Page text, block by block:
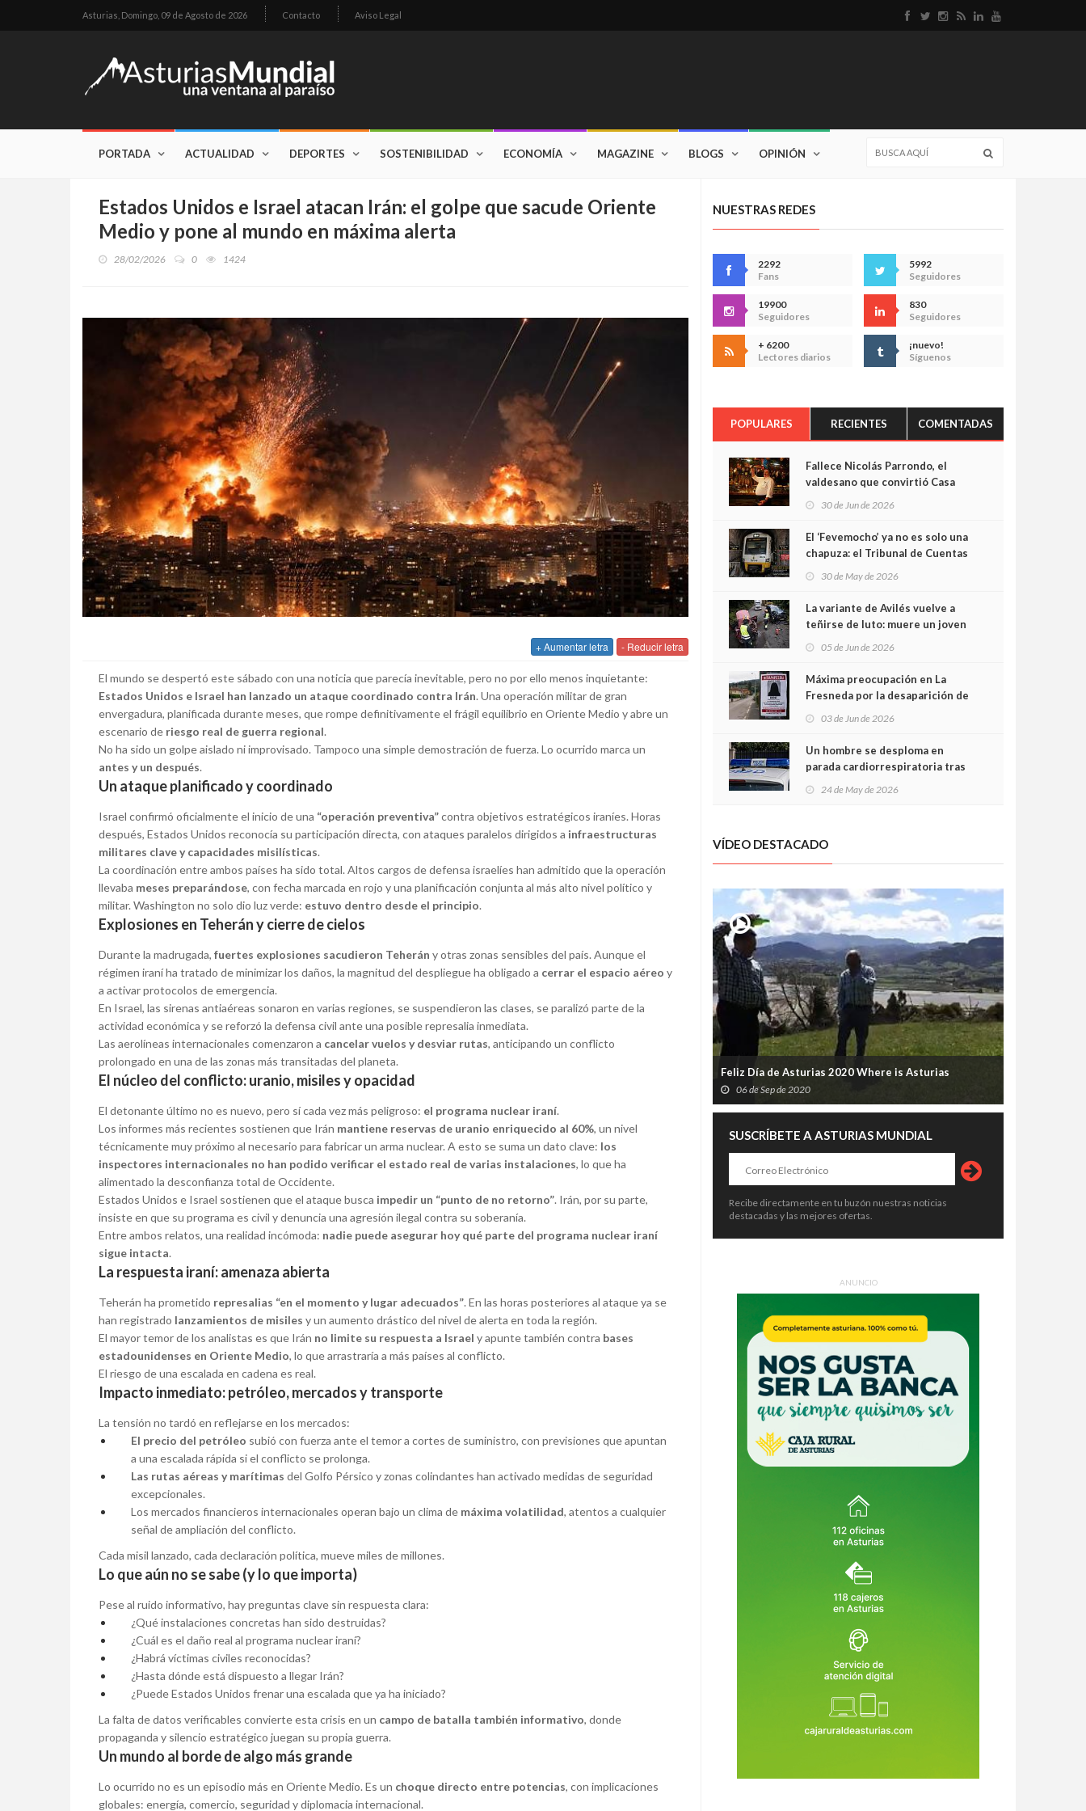
Asturias, Domingo, 09 de Agosto de 2026 Contacto Aviso Legal
PORTADA ACTUALIDAD DEPORTES SOSTENIBILIDAD ECONOMÍA MAGAZINE BLOGS OPINIÓN
Estados Unidos e Israel atacan Irán: el golpe que sacude Oriente
Medio y pone al mundo en máxima alerta
28/02/2026 0 1424
+ Aumentar letra - Reducir letra
El mundo se despertó este sábado con una noticia que parecía inevitable, pero no por ello menos inquietante:
Estados Unidos e Israel han lanzado un ataque coordinado contra Irán. Una operación militar de gran
envergadura, planificada durante meses, que rompe definitivamente el frágil equilibrio en Oriente Medio y abre un
escenario de riesgo real de guerra regional.
No ha sido un golpe aislado ni improvisado. Tampoco una simple demostración de fuerza. Lo ocurrido marca un
antes y un después.
Un ataque planificado y coordinado
Israel confirmó oficialmente el inicio de una “operación preventiva”contra objetivos estratégicos iraníes. Horas
después, Estados Unidos reconocía su participación directa, con ataques paralelos dirigidos a infraestructuras
militares clave y capacidades misilísticas.
La coordinación entre ambos países ha sido total. Altos cargos de defensa israelíes han admitido que la operación
llevaba meses preparándose, con fecha marcada en rojo y una planificación conjunta al más alto nivel político y
militar. Washington no solo dio luz verde: estuvo dentro desde el principio.
Explosiones en Teherán y cierre de cielos
Durante la madrugada, fuertes explosiones sacudieron Teherán y otras zonas sensibles del país. Aunque el
régimen iraní ha tratado de minimizar los daños, la magnitud del despliegue ha obligado a cerrar el espacio aéreo y
a activar protocolos de emergencia.
En Israel, las sirenas antiaéreas sonaron en varias regiones, se suspendieron las clases, se paralizó parte de la
actividad económica y se reforzó la defensa civil ante una posible represalia inmediata.
Las aerolíneas internacionales comenzaron a cancelar vuelos y desviar rutas, anticipando un conflicto
prolongado en una de las zonas más transitadas del planeta.
El núcleo del conflicto: uranio, misiles y opacidad
El detonante último no es nuevo, pero sí cada vez más peligroso: el programa nuclear iraní.
Los informes más recientes sostienen que Irán mantiene reservas de uranio enriquecido al 60%, un nivel
técnicamente muy próximo al necesario para fabricar un arma nuclear. A esto se suma un dato clave: los
inspectores internacionales no han podido verificar el estado real de varias instalaciones, lo que ha
alimentado la desconfianza total de Occidente.
Estados Unidos e Israel sostienen que el ataque busca impedir un “punto de no retorno”. Irán, por su parte,
insiste en que su programa es civil y denuncia una agresión ilegal contra su soberanía.
Entre ambos relatos, una realidad incómoda: nadie puede asegurar hoy qué parte del programa nuclear iraní
sigue intacta.
La respuesta iraní: amenaza abierta
Teherán ha prometido represalias “en el momento y lugar adecuados”. En las horas posteriores al ataque ya se
han registrado lanzamientos de misiles y un aumento drástico del nivel de alerta en toda la región.
El mayor temor de los analistas es que Irán no limite su respuesta a Israel y apunte también contra bases
estadounidenses en Oriente Medio, lo que arrastraría a más países al conflicto.
El riesgo de una escalada en cadena es real.
Impacto inmediato: petróleo, mercados y transporte
La tensión no tardó en reflejarse en los mercados:
El precio del petróleo subió con fuerza ante el temor a cortes de suministro, con previsiones que apuntan
a una escalada rápida si el conflicto se prolonga.
Las rutas aéreas y marítimas del Golfo Pérsico y zonas colindantes han activado medidas de seguridad
excepcionales.
Los mercados financieros internacionales operan bajo un clima de máxima volatilidad, atentos a cualquier
señal de ampliación del conflicto.
Cada misil lanzado, cada declaración política, mueve miles de millones.
Lo que aún no se sabe (y lo que importa)
Pese al ruido informativo, hay preguntas clave sin respuesta clara:
¿Qué instalaciones concretas han sido destruidas?
¿Cuál es el daño real al programa nuclear iraní?
¿Habrá víctimas civiles reconocidas?
¿Hasta dónde está dispuesto a llegar Irán?
¿Puede Estados Unidos frenar una escalada que ya ha iniciado?
La falta de datos verificables convierte esta crisis en un campo de batalla también informativo, donde
propaganda y silencio estratégico juegan su propia guerra.
Un mundo al borde de algo más grande
Lo ocurrido no es un episodio más en Oriente Medio. Es un choque directo entre potencias, con implicaciones
globales: energía, comercio, seguridad y diplomacia internacional.
NUESTRAS REDES
2292
Fans
5992
Seguidores
19900
Seguidores
830
Seguidores
+ 6200
Lectores diarios
¡nuevo!
Síguenos
POPULARES RECIENTES COMENTADAS
Fallece Nicolás Parrondo, el
valdesano que convirtió Casa
30 de Jun de 2026
El ‘Fevemocho’ ya no es solo una
chapuza: el Tribunal de Cuentas
sobrecoste de los trenes que no
cabían por los túneles
30 de May de 2026
La variante de Avilés vuelve a
teñirse de luto: muere un joven
05 de Jun de 2026
Máxima preocupación en La
Fresneda por la desaparición de
03 de Jun de 2026
Un hombre se desploma en
parada cardiorrespiratoria tras
24 de May de 2026
VÍDEO DESTACADO
Feliz Día de Asturias 2020 Where is Asturias
06 de Sep de 2020
SUSCRÍBETE A ASTURIAS MUNDIAL
Recibe directamente en tu buzón nuestras noticias
destacadas y las mejores ofertas.
ANUNCIO